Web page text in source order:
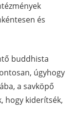
és
buddhista
úgyhogy
a savköpő
hogy kiderítsék,